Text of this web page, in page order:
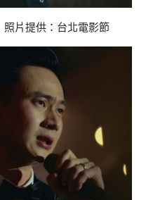
片提供：台北電影節